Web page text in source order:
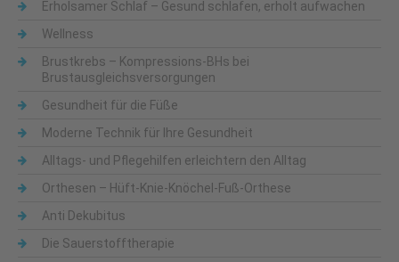
Erholsamer Schlaf – Gesund schlafen, erholt aufwachen
Wellness
Brustkrebs – Kompressions-BHs bei
Brustausgleichsversorgungen
Gesundheit für die Füße
Moderne Technik für Ihre Gesundheit
Alltags- und Pflegehilfen erleichtern den Alltag
Orthesen – Hüft-Knie-Knöchel-Fuß-Orthese
Anti Dekubitus
Die Sauerstofftherapie